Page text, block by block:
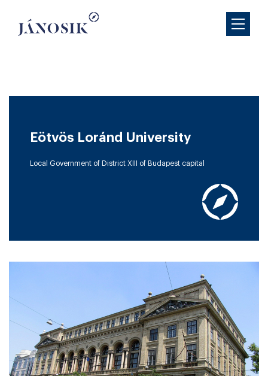
Eötvös Loránd University
Local Government of District XIII of Budapest capital